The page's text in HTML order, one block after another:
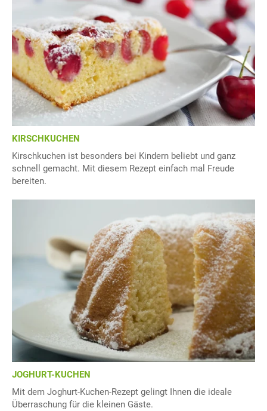
KIRSCHKUCHEN
Kirschkuchen ist besonders bei Kindern beliebt und ganz
schnell gemacht. Mit diesem Rezept einfach mal Freude
bereiten.
JOGHURT-KUCHEN
Mit dem Joghurt-Kuchen-Rezept gelingt Ihnen die ideale
Überraschung für die kleinen Gäste.